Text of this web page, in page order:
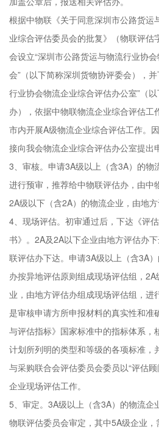
根据中物联《关于同意深圳市公路货运
业综合评估委员会的批复》（物联评
会设立“深圳市公路货运与物流行业协
会”（以下简称深圳货物协评委会），
行业协会物流企业综合评估办公室”（
办），依据中物联物流企业综合评估工
市内开展A级物流企业综合评估工作。
接向我会物流企业综合评估办公室提出
3、审核。申请3A级以上（含3A）的物
进行预审，推荐给中物联评估办，由中
2A级以下（含2A）的物流企业，由地方
4、现场评估。初审通过后，下达《评
书》。2A及2A以下企业由地方评估办
联评估办下达。申请3A级以上（含3A
办按异地评估原则组成现场评估组，
业，由地方评估办组成现场评估组，进
是审核申请方所申报材料的真实性和准
与评估指标》国家标准中的指标体系，
计划所列明的类型和等级的各项标准，
与采购联合会评估委员会委员以“评估
企业现场评估工作。
5、审定。3A级以上（含3A）的物流企
物联评估委员会审定，其中5A级企业